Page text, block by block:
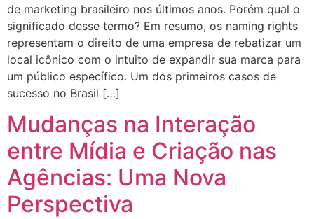
de marketing brasileiro nos últimos anos. Porém qual o
significado desse termo? Em resumo, os naming rights
representam o direito de uma empresa de rebatizar um
local icônico com o intuito de expandir sua marca para
um público específico. Um dos primeiros casos de
sucesso no Brasil […]
Mudanças na Interação
entre Mídia e Criação nas
Agências: Uma Nova
Perspectiva